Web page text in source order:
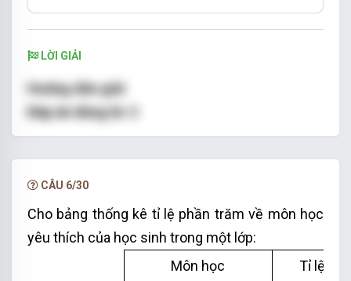
LỜI GIẢI
Hướng dẫn giải
Đáp án đúng là:
Trong biểu đồ hình quạt tròn, đối tượng thống
kê (không phải tổng thể thống kê) được biểu
diễn bằng các hình quạt tròn nên
là sai
Vậy ta chọn đáp án C.
CÂU 6/30
Cho bảng thống kê tỉ lệ phần trăm về môn học
yêu thích của học sinh trong một lớp:
Môn học
Tỉ lệ